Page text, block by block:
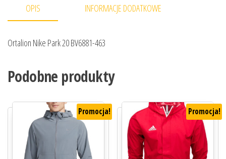
OPIS INFORMACJE DODATKOWE
Ortalion Nike Park 20 BV6881-463
Podobne produkty
Promocja! Promocja!